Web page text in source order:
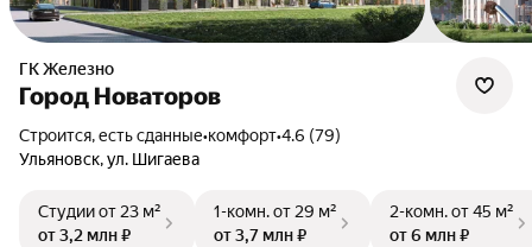
ГК Железно
Город Новаторов
Строится, есть сданные•комфорт•4.6 (79)
Ульяновск, ул. Шигаева
Студииот 23 м²
от 3,2 млн ₽
1-комн.от 29 м²
от 3,7 млн ₽
2-комн.от 45 м²
от 6 млн ₽